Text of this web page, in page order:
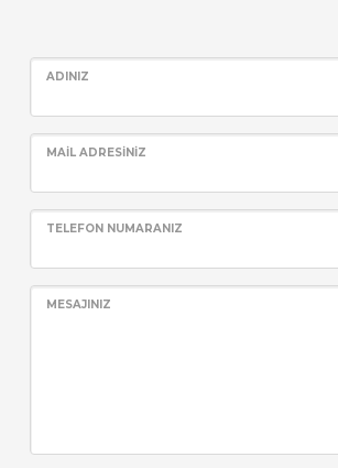
ADINIZ
MAIL ADRESINIZ
TELEFON NUMARANIZ
MESAJINIZ